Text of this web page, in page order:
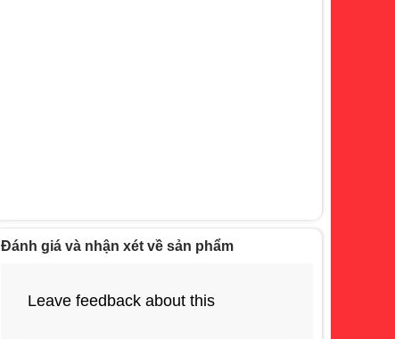
Đánh giá và nhận xét về sản phẩm
Leave feedback about this